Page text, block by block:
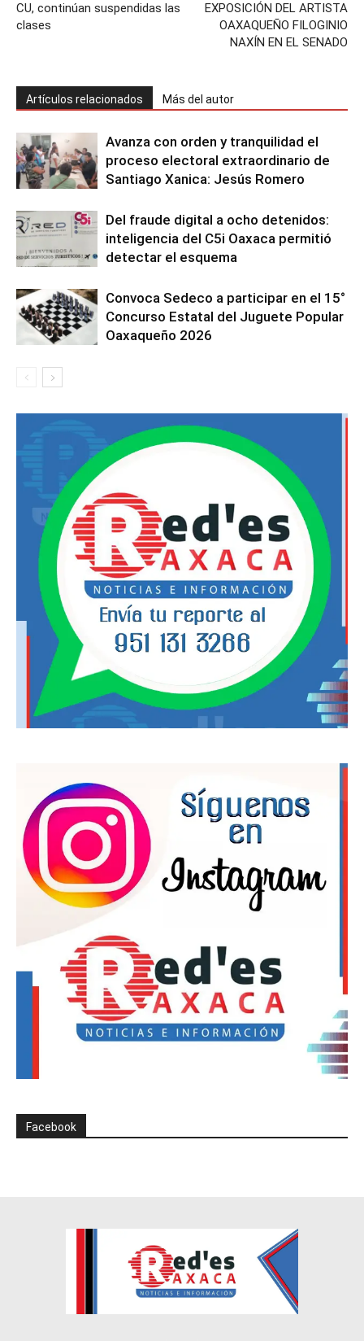
CU, continúan suspendidas las
clases
EXPOSICIÓN DEL ARTISTA
OAXAQUEÑO FILOGINIO
NAXÍN EN EL SENADO
Artículos relacionados Más del autor
Avanza con orden y tranquilidad el
proceso electoral extraordinario de
Santiago Xanica: Jesús Romero
Del fraude digital a ocho detenidos:
inteligencia del C5i Oaxaca permitió
detectar el esquema
Convoca Sedeco a participar en el 15°
Concurso Estatal del Juguete Popular
Oaxaqueño 2026
Facebook